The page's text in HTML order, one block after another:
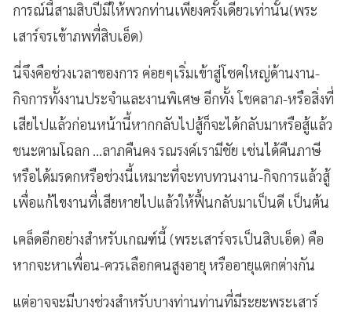
การณ์นี้สามสิบปีมีให้พวกท่านเพียงครั้งเดียวเท่านั้น(พระ
เสาร์จรเข้าภพที่สิบเอ็ด)
นี่จึงคือช่วงเวลาของการ ค่อยๆเริ่มเข้าสู่โชคใหญ่ด้านงาน-
กิจการทั้งงานประจำและงานพิเศษ อีกทั้ง โชคลาภ-หรือสิ่งที่
เสียไปแล้วก่อนหน้านี้หากกลับไปสู้ก็จะได้กลับมาหรือสู้แล้ว
ชนะตามโฉลก …ลาภคืนคง รณรงค์เรามีชัย เช่นได้คืนภาษี
หรือได้มรดกหรือช่วงนี้เหมาะที่จะทบทวนงาน-กิจการแล้วสู้
เพื่อแก้ไขงานที่เสียหายไปแล้วให้ฟื้นกลับมาเป็นดี เป็นต้น
เคล็ดอีกอย่างสำหรับเกณฑ์นี้ (พระเสาร์จรเป็นสิบเอ็ด) คือ
หากจะหาเพื่อน-ควรเลือกคนสูงอายุ หรืออายุแตกต่างกัน
แต่อาจจะมีบางช่วงสำหรับบางท่านท่านที่มีระยะพระเสาร์